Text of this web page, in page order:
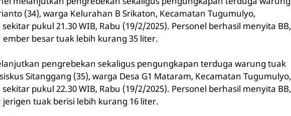
(34), warga Kelurahan B Srikaton, Kecamatan Tugumulyo,
pukul 21.30 WIB, Rabu (19/2/2025). Personel berhasil menyita BB,
besar tuak lebih kurang 35 liter.
pengrebekan sekaligus pengungkapan terduga warung tuak
Sitanggang (35), warga Desa G1 Mataram, Kecamatan Tugumulyo,
pukul 22.30 WIB, Rabu (19/2/2025). Personel berhasil menyita BB,
tuak berisi lebih kurang 16 liter.